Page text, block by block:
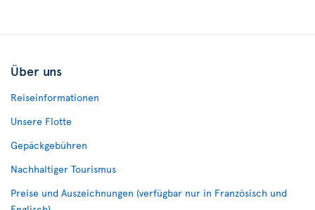
Über uns
Reiseinformationen
Unsere Flotte
Gepäckgebühren
Nachhaltiger Tourismus
Preise und Auszeichnungen (verfügbar nur in Französisch und